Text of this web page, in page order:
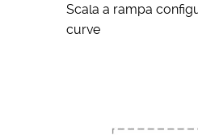
Scala a rampa
curve